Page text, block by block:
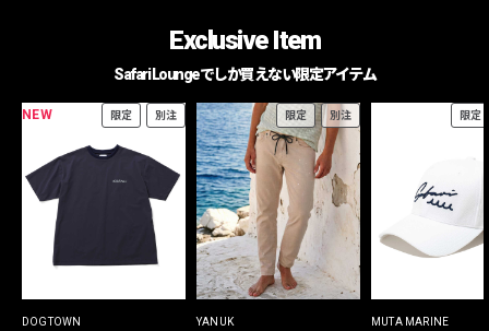
Exclusive Item
Safari Loungeでしか買えない限定アイテム
NEW 限定 別注
DOGTOWN
限定 別注
YANUK
限定
MUTA MARINE